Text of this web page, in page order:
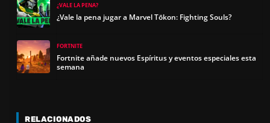
¿VALE LA PENA?
¿Vale la pena jugar a Marvel Tōkon: Fighting Souls?
FORTNITE
Fortnite añade nuevos Espíritus y eventos especiales esta
semana
RELACIONADOS